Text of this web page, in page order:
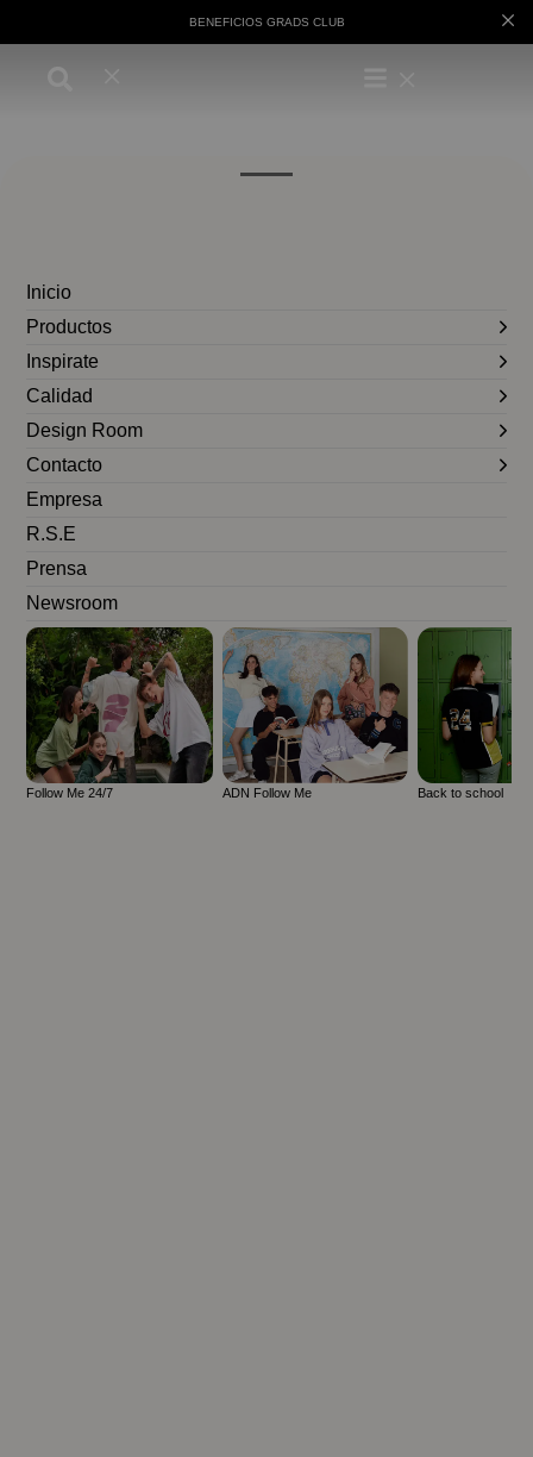
BENEFICIOS GRADS CLUB
Inicio
Productos
Inspirate
Calidad
Design Room
Contacto
Empresa
R.S.E
Prensa
Newsroom
Follow Me 24/7 ADN Follow Me Back to school